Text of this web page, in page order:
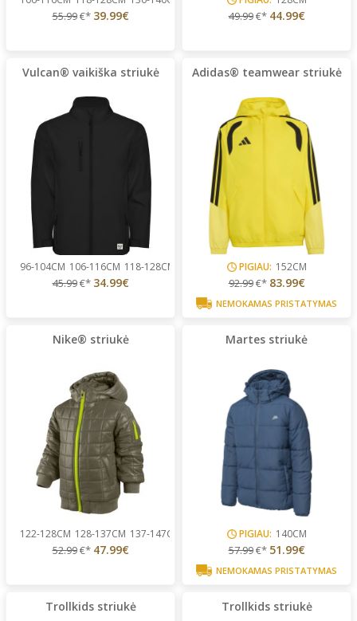
55.99€* 39.99€ 49.99€* 44.99€
Vulcan® vaikiška striukė
96-104CM 106-116CM 118-128CM 130-140CM 142-152CM...
45.99€* 34.99€
Adidas® teamwear striukė
PIGIAU: 152CM
92.99€* 83.99€
NEMOKAMAS PRISTATYMAS
Nike® striukė
122-128CM 128-137CM 137-147CM
52.99€* 47.99€
Martes striukė
PIGIAU: 140CM
57.99€* 51.99€
NEMOKAMAS PRISTATYMAS
Trollkids striukė Trollkids striukė